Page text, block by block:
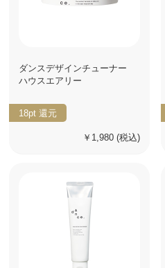
ダンスデザインチューナー
ハウスエアリー
18pt 還元
￥1,980 (税込)